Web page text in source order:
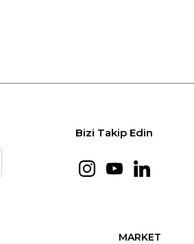
Bizi Takip Edin
MARKET